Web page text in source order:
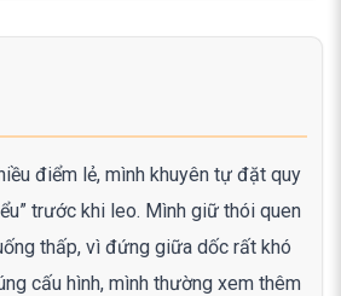
điểm lẻ, mình khuyên tự đặt quy
trước khi leo. Mình giữ thói quen
thấp, vì đứng giữa dốc rất khó
cấu hình, mình thường xem thêm